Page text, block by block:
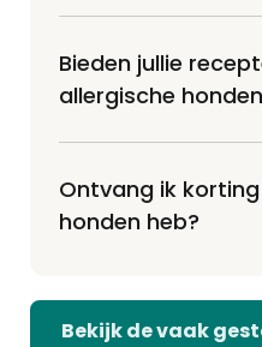
Bieden jullie
allergische
Ontvang ik
honden heb?
Bekijk de vaak